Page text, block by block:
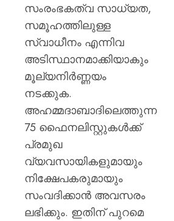
സംരംഭകത്വ സാധ്യത,
സമൂഹത്തിലുള്ള
സ്വാധീനം എന്നിവ
അടിസ്ഥാനമാക്കിയാകും
മൂല്യനിർണ്ണയം
നടക്കുക.
അഹമ്മദാബാദിലെത്തുന്ന
75 ഫൈനലിസ്റ്റുകൾക്ക്
പ്രമുഖ
വ്യവസായികളുമായും
നിക്ഷേപകരുമായും
സംവദിക്കാൻ അവസരം
ലഭിക്കും. ഇതിന് പുറമെ